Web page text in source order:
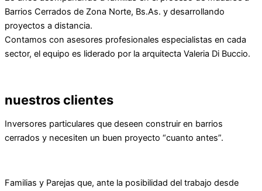
Barrios Cerrados de Zona Norte, Bs.As. y desarrollando
proyectos a distancia.
Contamos con asesores profesionales especialistas en cada
sector, el equipo es liderado por la arquitecta Valeria Di Buccio.
nuestrosclientes
Inversores particulares que deseen construir en barrios
cerrados y necesiten un buen proyecto “cuanto antes”.
Familias y Parejas que, ante la posibilidad del trabajo desde